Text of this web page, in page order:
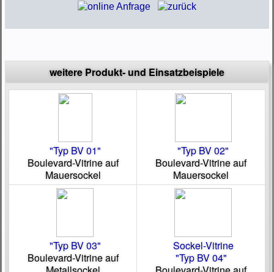
weitere Produkt- und Einsatzbeispiele
"Typ BV 01"
Boulevard-Vitrine auf
Mauersockel
"Typ BV 02"
Boulevard-Vitrine auf
Mauersockel
"Typ BV 03"
Boulevard-Vitrine auf
Sockel-Vitrine
"Typ BV 04"